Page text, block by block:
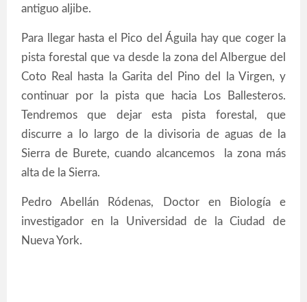
antiguo aljibe.
Para llegar hasta el Pico del Águila hay que coger la
pista forestal que va desde la zona del Albergue del
Coto Real hasta la Garita del Pino del la Virgen, y
continuar por la pista que hacia Los Ballesteros.
Tendremos que dejar esta pista forestal, que
discurre a lo largo de la divisoria de aguas de la
Sierra de Burete, cuando alcancemos la zona más
alta de la Sierra.
Pedro Abellán Ródenas, Doctor en Biología e
investigador en la Universidad de la Ciudad de
Nueva York.